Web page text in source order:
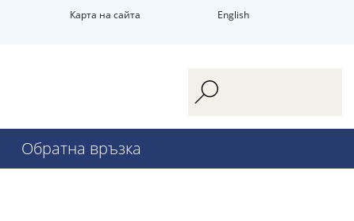
Карта на сайта English
Обратна връзка